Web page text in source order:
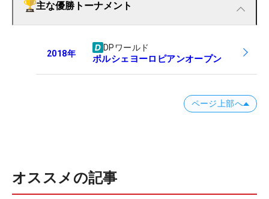
主な優勝トーナメント
2018年
DPワールド
ポルシェヨーロピアンオープン
ページ上部へ
オススメの記事